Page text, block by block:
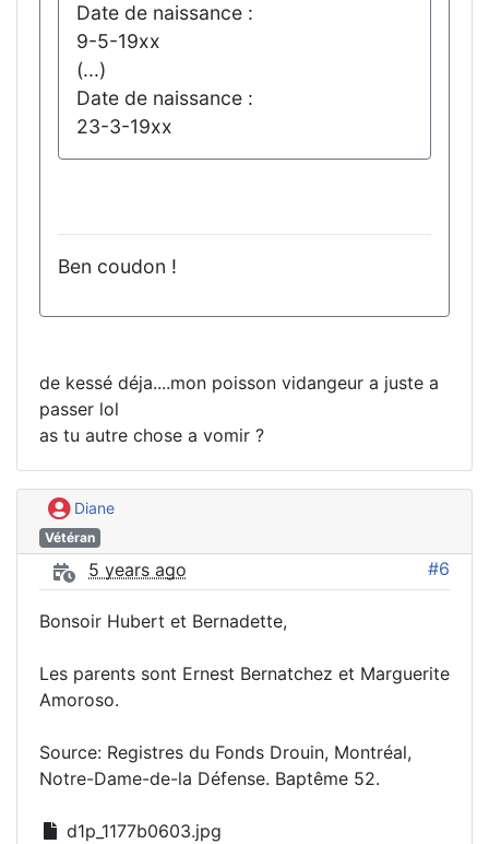
Date de naissance :
9-5-19xx
(...)
Date de naissance :
23-3-19xx
Ben coudon !
de kessé déja....mon poisson vidangeur a juste a
passer lol
as tu autre chose a vomir ?
Diane
Vétéran
5 years ago #6
Bonsoir Hubert et Bernadette,
Les parents sont Ernest Bernatchez et Marguerite
Amoroso.
Source: Registres du Fonds Drouin, Montréal,
Notre-Dame-de-la Défense. Baptême 52.
d1p_1177b0603.jpg